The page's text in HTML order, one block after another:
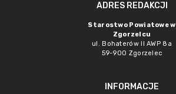
ADRES REDAKCJI
Starostwo Powiatowe w
Zgorzelcu
ul. Bohaterów II AWP 8a
59-900 Zgorzelec
INFORMACJE